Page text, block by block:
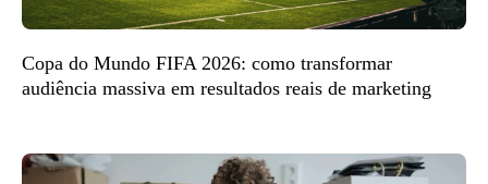
Copa do Mundo FIFA 2026: como transformar
audiência massiva em resultados reais de marketing